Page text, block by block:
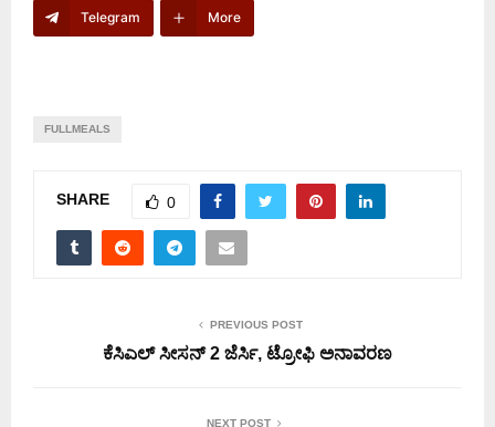
Telegram More
FULLMEALS
SHARE 0
PREVIOUS POST
ಕೆಸಿಎಲ್ ಸೀಸನ್ 2 ಜೆರ್ಸಿ, ಟ್ರೋಫಿ ಅನಾವರಣ
NEXT POST